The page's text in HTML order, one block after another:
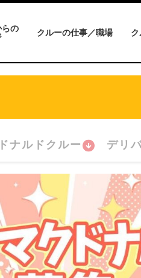
らの
クルーの仕事／職場
ナルドクルー デリ